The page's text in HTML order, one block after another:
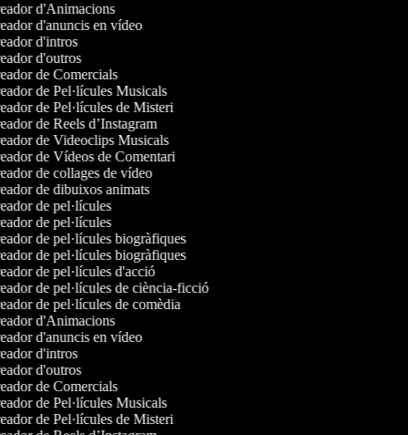
d'Animacions
d'anuncis en vídeo
d'intros
d'outros
de Comercials
de Pel·lícules Musicals
de Pel·lícules de Misteri
de Reels d’Instagram
de Videoclips Musicals
de Vídeos de Comentari
de collages de vídeo
de dibuixos animats
de pel·lícules
de pel·lícules
de pel·lícules biogràfiques
de pel·lícules biogràfiques
de pel·lícules d'acció
de pel·lícules de ciència-ficció
de pel·lícules de comèdia
d'Animacions
d'anuncis en vídeo
d'intros
d'outros
de Comercials
de Pel·lícules Musicals
de Pel·lícules de Misteri